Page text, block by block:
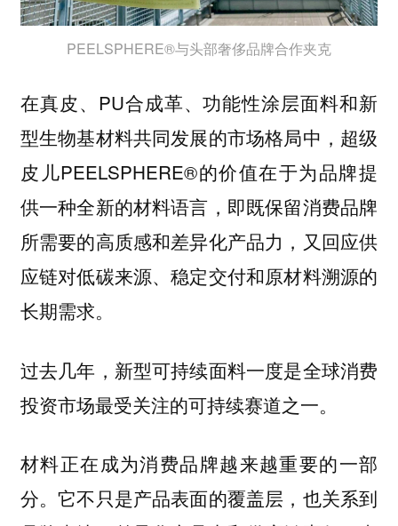
PEELSPHERE®与头部奢侈品牌合作夹克
在真皮、PU合成革、功能性涂层面料和新
型生物基材料共同发展的市场格局中，超级
皮儿PEELSPHERE®的价值在于为品牌提
供一种全新的材料语言，即既保留消费品牌
所需要的高质感和差异化产品力，又回应供
应链对低碳来源、稳定交付和原材料溯源的
长期需求。
过去几年，新型可持续面料一度是全球消费
投资市场最受关注的可持续赛道之一。
材料正在成为消费品牌越来越重要的一部
分。它不只是产品表面的覆盖层，也关系到